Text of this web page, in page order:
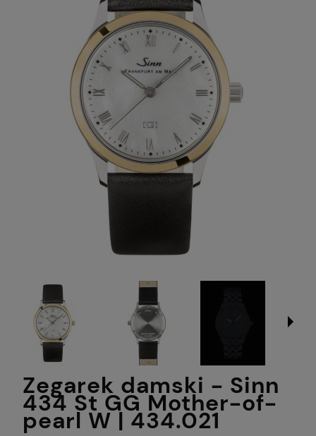
Zegarek damski - Sinn
434 St GG Mother-of-
pearl W | 434.021